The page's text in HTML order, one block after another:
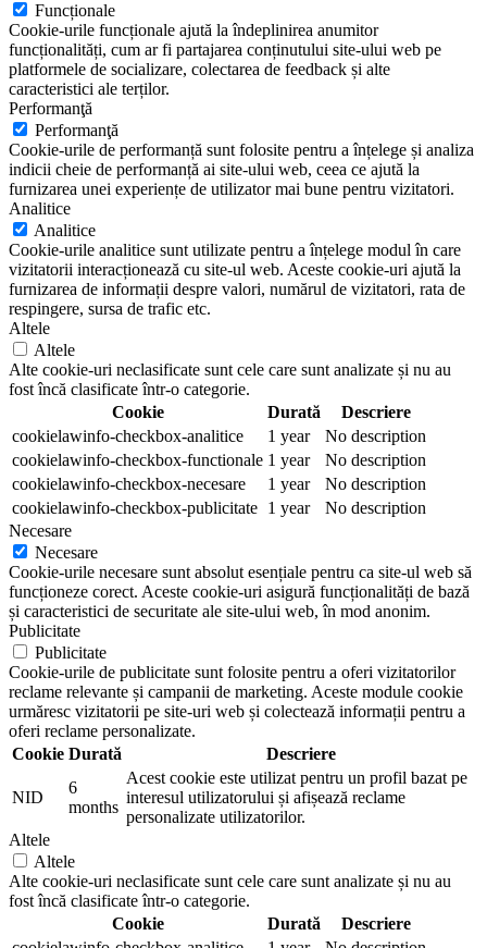
Funcționale
Cookie-urile funcționale ajută la îndeplinirea anumitor
funcționalități, cum ar fi partajarea conținutului site-ului web pe
platformele de socializare, colectarea de feedback și alte
caracteristici ale terților.
Performanţă
Performanţă
Cookie-urile de performanță sunt folosite pentru a înțelege și analiza
indicii cheie de performanță ai site-ului web, ceea ce ajută la
furnizarea unei experiențe de utilizator mai bune pentru vizitatori.
Analitice
Analitice
Cookie-urile analitice sunt utilizate pentru a înțelege modul în care
vizitatorii interacționează cu site-ul web. Aceste cookie-uri ajută la
furnizarea de informații despre valori, numărul de vizitatori, rata de
respingere, sursa de trafic etc.
Altele
Altele
Alte cookie-uri neclasificate sunt cele care sunt analizate și nu au
fost încă clasificate într-o categorie.
Cookie
Durată
Descriere
cookielawinfo-checkbox-analitice
1 year
No description
cookielawinfo-checkbox-functionale 1 year
No description
cookielawinfo-checkbox-necesare
1 year
No description
cookielawinfo-checkbox-publicitate 1 year
No description
Necesare
Necesare
Cookie-urile necesare sunt absolut esențiale pentru ca site-ul web să
funcționeze corect. Aceste cookie-uri asigură funcționalități de bază
și caracteristici de securitate ale site-ului web, în mod anonim.
Publicitate
Publicitate
Cookie-urile de publicitate sunt folosite pentru a oferi vizitatorilor
reclame relevante și campanii de marketing. Aceste module cookie
urmăresc vizitatorii pe site-uri web și colectează informații pentru a
oferi reclame personalizate.
Cookie Durată Descriere
NID
6
months
Acest cookie este utilizat pentru un profil bazat pe
interesul utilizatorului și afișează reclame
personalizate utilizatorilor.
Altele
Altele
Alte cookie-uri neclasificate sunt cele care sunt analizate și nu au
fost încă clasificate într-o categorie.
Cookie
Durată
Descriere